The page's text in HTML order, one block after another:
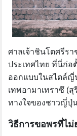
ศาลเจ้าชินโตศรีร
ประเทศไทย ที่นี่ก่อ
ออกแบบในสไตล์ญี่
เทพอามาเทราซึ (
ทางใจของชาวญี่ปุ่
วิธีการขอพรที่ไม่